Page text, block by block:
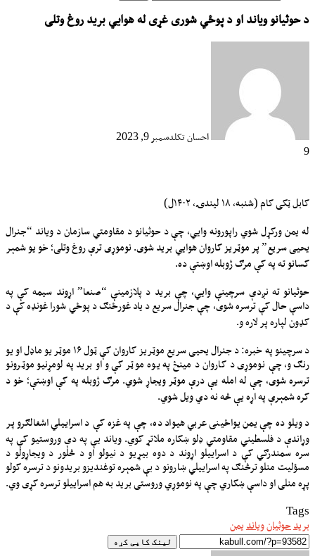
د حوثیانو ویاند او د پوځي شوری غړی له هوایي برید روغ وتلی
احسان تکلدسمبر 9, 2023
9
کابل ټکی کام (شنبه، ۱۸ لیندۍ، ۱۴۰۲ل)
له یمن ورکړل شوي راپورونه وایي، چې د حوثیانو د مقاومتي سازمان د ویاند “جنرال
یحیی سریع” پر موټریز کاروان هوایي برید شوی. نوموړی ترې روغ وتلی؛ خو یو شمېر
کسانو ته په کې مرګ ژوبله اوښتې ده.
حوثیانو ته نږدې سرچینې وایي، چې برید د پلازمینې “صنعا” اړوند سیمه کې په
داسې حال کې ترسره شوی، چې جنرال سریع د یاد غورځنګ د پوځي شورا غونډه کې د
کډون لپاره پر لاره و.
د سرچینو په خبره: د جنرال یحیی سریع موټریز کاروان کې ټول ۱۶ موټر یو ماډل او یو
رنګ و، چې نوموړی د کاروان د مینځ په یوه موټر کې و او برید په لومړنیو موټرونو
ترسره شوی، چې له امله یې درې موټر ویجاړ شوي. مرګ ژوبله په کې اوښتې؛ خو د
کره شمېرې په اړه یې څه نه دي ویل شوي.
د ویلو ده چې یمن یواځینی عربي هیواد ده، چې په غزه کې د اسراییلي اشغالګرو پر
وړاندې د فلسطیني مقاومتي ډلو ښکاره ملاتړ کوي. ویاند یې په دې وروستیو کې په
سره سمندرګي کې د اسراییلو اړوند د دوه بیړیو د نیولو او د څلور د ویجاړولو د
مسؤلیت منلو ترڅنګ په اسراییلي ښارونو د بې شمېره توغندیزو بریدونو د ترسره کولو
پړه منلی او داسې ښکاري چې په نوموړي وروستی برید به هم اسراییلو ترسره کړی وي.
Tags
بریدحوثیانویاند یمن
لینک کاپی کړه